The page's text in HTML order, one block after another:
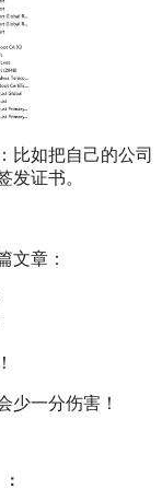
比如把自己的公司
发证书。
文章：
少一分伤害！